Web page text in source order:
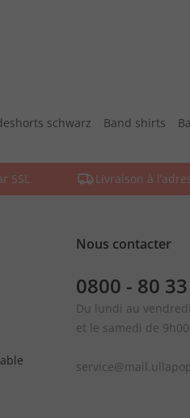
schwarz Band shirts
SSL Livraison à
Nous contacter
0800 - 80 33
Du lundi au
et le samedi de